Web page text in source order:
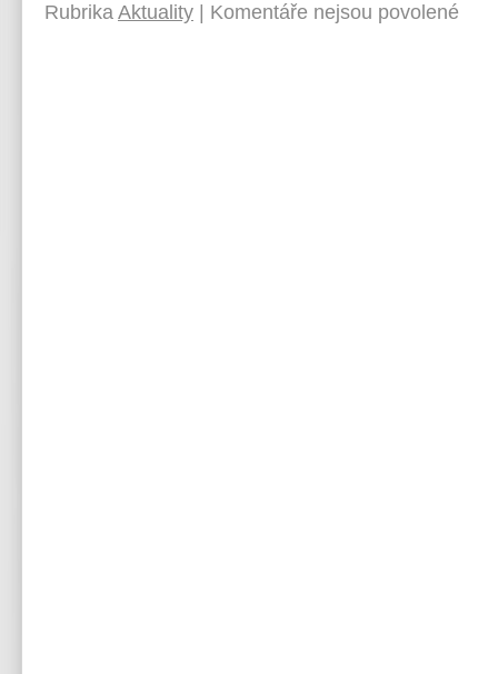
Rubrika Aktuality Komentáře nejsou povolené